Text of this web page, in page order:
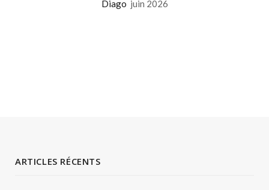
Diago juin 2026
ARTICLES RÉCENTS